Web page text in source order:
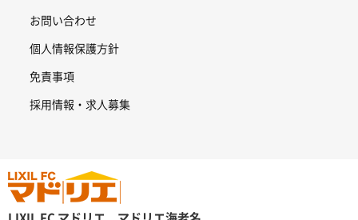
お問い合わせ
個人情報保護方針
免責事項
採用情報・求人募集